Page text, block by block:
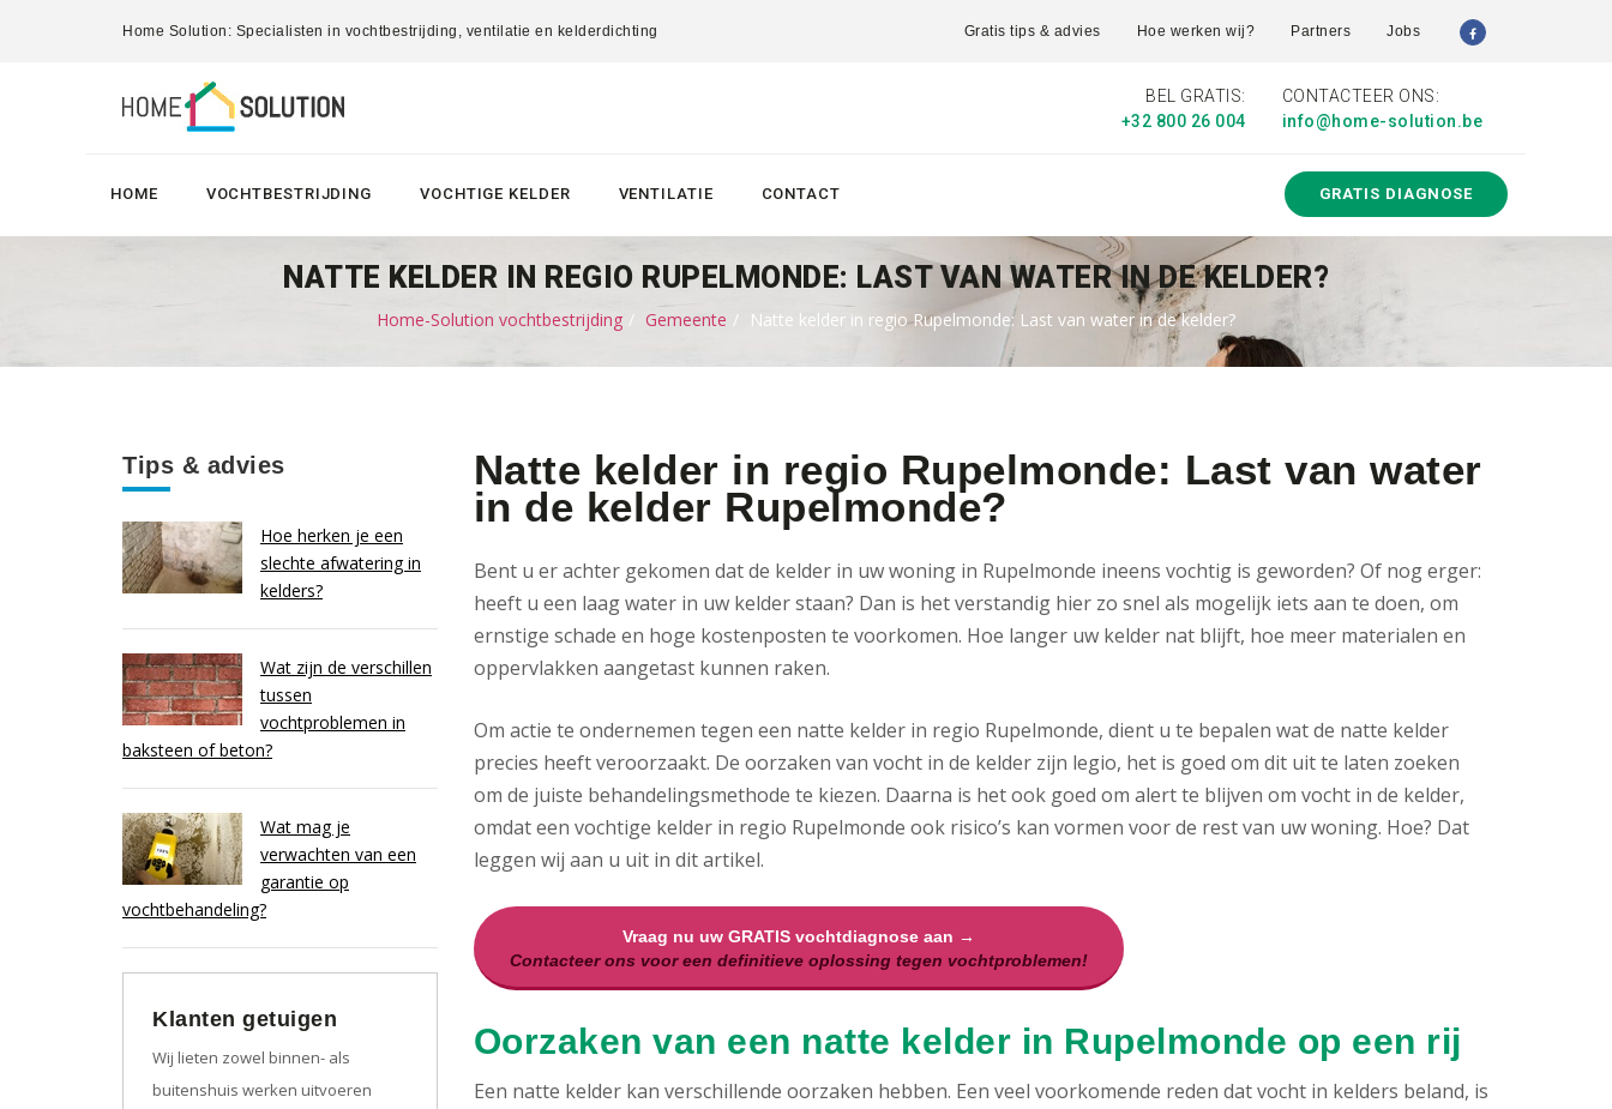
Home Solution: Specialisten in vochtbestrijding, ventilatie en kelderdichting Gratis tips & advies Hoe werken wij? Partners Jobs
BEL GRATIS:
+32 800 26 004
CONTACTEER ONS:
info@home-solution.be
HOME VOCHTBESTRIJDING VOCHTIGE KELDER VENTILATIE CONTACT GRATIS DIAGNOSE
NATTE KELDER IN REGIO RUPELMONDE: LAST VAN WATER IN DE KELDER?
Home-Solution vochtbestrijding Gemeente Natte kelder in regio Rupelmonde: Last van water in de kelder?
Tips & advies
Hoe herken je een
slechte afwatering in
kelders?
Wat zijn de verschillen
tussen
vochtproblemen in
baksteen of beton?
Wat mag je
verwachten van een
garantie op
vochtbehandeling?
Klanten getuigen
Wij lieten zowel binnen- als
buitenshuis werken uitvoeren
Natte kelder in regio Rupelmonde: Last van water
in de kelder Rupelmonde?
Bent u er achter gekomen dat de kelder in uw woning in Rupelmonde ineens vochtig is geworden? Of nog erger:
heeft u een laag water in uw kelder staan? Dan is het verstandig hier zo snel als mogelijk iets aan te doen, om
ernstige schade en hoge kostenposten te voorkomen. Hoe langer uw kelder nat blijft, hoe meer materialen en
oppervlakken aangetast kunnen raken.
Om actie te ondernemen tegen een natte kelder in regio Rupelmonde, dient u te bepalen wat de natte kelder
precies heeft veroorzaakt. De oorzaken van vocht in de kelder zijn legio, het is goed om dit uit te laten zoeken
om de juiste behandelingsmethode te kiezen. Daarna is het ook goed om alert te blijven om vocht in de kelder,
omdat een vochtige kelder in regio Rupelmonde ook risico’s kan vormen voor de rest van uw woning. Hoe? Dat
leggen wij aan u uit in dit artikel.
Vraag nu uw GRATIS vochtdiagnose aan →
Contacteer ons voor een definitieve oplossing tegen vochtproblemen!
Oorzaken van een natte kelder in Rupelmonde op een rij
Een natte kelder kan verschillende oorzaken hebben. Een veel voorkomende reden dat vocht in kelders beland, is